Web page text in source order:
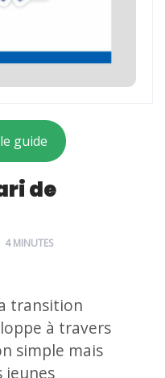
guide
de
4 MINUTES
transition
à travers
simple mais
jeunes